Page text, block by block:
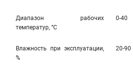
Диапазон рабочих
температур, °С
0-40
Влажность при эксплуатации,
%
20-90